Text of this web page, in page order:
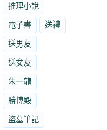
推理小說
電子書 送禮
送男友
送女友
朱一龍
勝博殿
盜墓筆記